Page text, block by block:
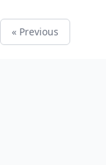
« Previous